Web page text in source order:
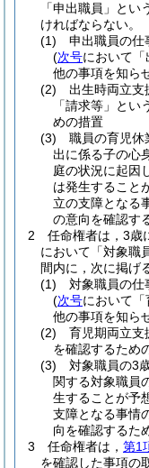
「申出職員」とい
ければならない。
(1)
申出職員の仕
(次号において
他の事項を知ら
(2)
出生時両立支
「請求等」とい
めの措置
(3)
職員の育児休
出に係る子の心
庭の状況に起因
は発生すること
立の支障となる
の意向を確認す
2
任命権者は，3歳
において「対象職
間内に，次に掲げ
(1)
対象職員の仕
(次号において
他の事項を知ら
(2)
育児期両立支
を確認するため
(3)
対象職員の3
関する対象職員
生することが予
支障となる事情
向を確認するた
3
任命権者は， 第1
を確認した事項の